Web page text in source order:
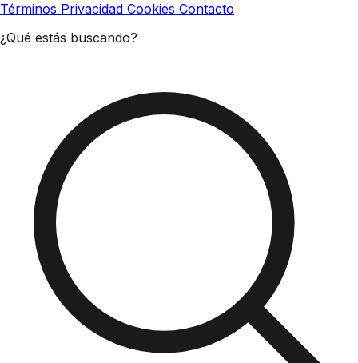
Términos Privacidad Cookies Contacto
¿Qué estás buscando?